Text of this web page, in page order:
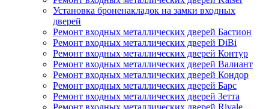
Установка броненакладок на замки входных
дверей
Ремонт входных металлических дверей Бастион
Ремонт входных металлических дверей DiBi
Ремонт входных металлических дверей Контур
Ремонт входных металлических дверей Валиант
Ремонт входных металлических дверей Кондор
Ремонт входных металлических дверей Барс
Ремонт входных металлических дверей Зетта
Ремонт входных металлических дверей Rivale